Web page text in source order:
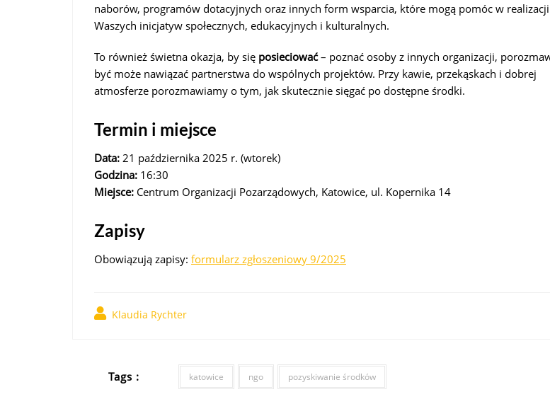
naborów, programów dotacyjnych oraz innych form wsparcia, które mogą pomóc w realizacji
Waszych inicjatyw społecznych, edukacyjnych i kulturalnych.
To również świetna okazja, by się posieciować– poznać osoby z innych organizacji,
być może nawiązać partnerstwa do wspólnych projektów. Przy kawie, przekąskach i dobrej
atmosferze porozmawiamy o tym, jak skutecznie sięgać po dostępne środki.
Termin i miejsce
Data: 21 października 2025 r. (wtorek)
Godzina: 16:30
Miejsce: Centrum Organizacji Pozarządowych, Katowice, ul. Kopernika 14
Zapisy
Obowiązują zapisy: formularz zgłoszeniowy 9/2025
Klaudia Rychter
Tags : katowice ngo pozyskiwanie środków